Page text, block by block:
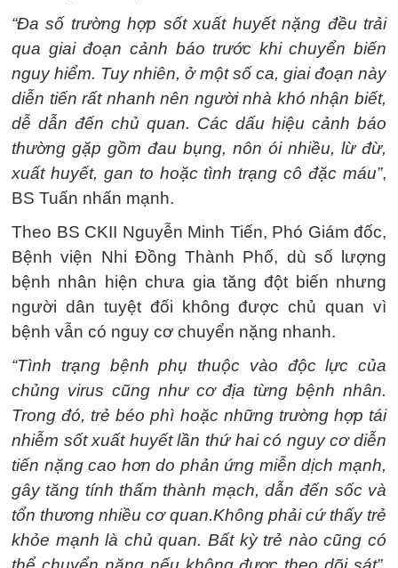
“Đa số trường hợp sốt xuất huyết nặng đều trải
qua giai đoạn cảnh báo trước khi chuyển biến
nguy hiểm. Tuy nhiên, ở một số ca, giai đoạn này
diễn tiến rất nhanh nên người nhà khó nhận biết,
dễ dẫn đến chủ quan. Các dấu hiệu cảnh báo
thường gặp gồm đau bụng, nôn ói nhiều, lừ đừ,
xuất huyết, gan to hoặc tình trạng cô đặc máu”,
BS Tuấn nhấn mạnh.
Theo BS CKII Nguyễn Minh Tiến, Phó Giám đốc,
Bệnh viện Nhi Đồng Thành Phố, dù số lượng
bệnh nhân hiện chưa gia tăng đột biến nhưng
người dân tuyệt đối không được chủ quan vì
bệnh vẫn có nguy cơ chuyển nặng nhanh.
“Tình trạng bệnh phụ thuộc vào độc lực của
chủng virus cũng như cơ địa từng bệnh nhân.
Trong đó, trẻ béo phì hoặc những trường hợp tái
nhiễm sốt xuất huyết lần thứ hai có nguy cơ diễn
tiến nặng cao hơn do phản ứng miễn dịch mạnh,
gây tăng tính thấm thành mạch, dẫn đến sốc và
tổn thương nhiều cơ quan.Không phải cứ thấy trẻ
khỏe mạnh là chủ quan. Bất kỳ trẻ nào cũng có